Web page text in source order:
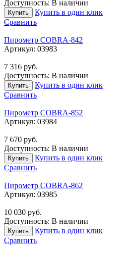
Доступность: В наличии
Купить
Купить в один клик
Сравнить
Пирометр COBRA-842
Артикул: 03983
7 316 руб.
Доступность: В наличии
Купить
Купить в один клик
Сравнить
Пирометр COBRA-852
Артикул: 03984
7 670 руб.
Доступность: В наличии
Купить
Купить в один клик
Сравнить
Пирометр COBRA-862
Артикул: 03985
10 030 руб.
Доступность: В наличии
Купить
Купить в один клик
Сравнить